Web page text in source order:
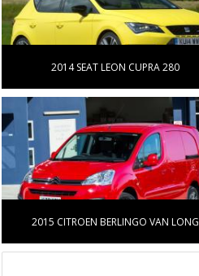
2014 SEAT LEON CUPRA 280
2015 CITROEN BERLINGO VAN LONG